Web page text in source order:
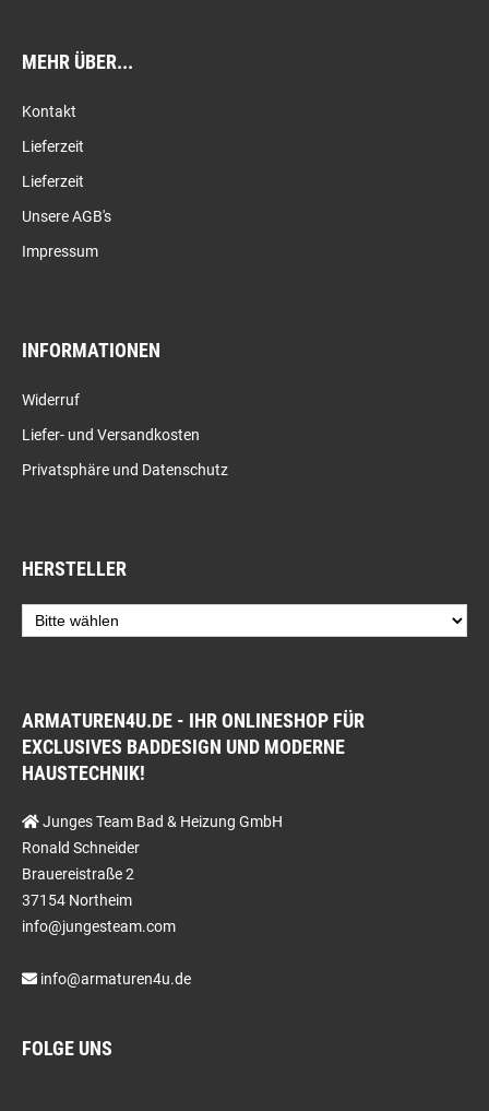
MEHR ÜBER...
Kontakt
Lieferzeit
Lieferzeit
Unsere AGB's
Impressum
INFORMATIONEN
Widerruf
Liefer- und Versandkosten
Privatsphäre und Datenschutz
HERSTELLER
ARMATUREN4U.DE - IHR ONLINESHOP FÜR
EXCLUSIVES BADDESIGN UND MODERNE
HAUSTECHNIK!
Junges Team Bad & Heizung GmbH
Ronald Schneider
Brauereistraße 2
37154 Northeim
info@jungesteam.com
info@armaturen4u.de
FOLGE UNS